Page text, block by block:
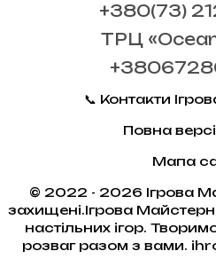
+380(73)
ТРЦ
📞 Контакти
Повна
Мапа
© 2022 - 2026 Ігрова
захищені.Ігрова
настільних ігор.
розваг разом з вами.